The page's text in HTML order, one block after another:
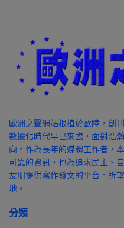
歐洲之聲網站根植於歐陸，創
數據化時代早已來臨，面對浩
向。作為長年的媒體工作者，
可靠的資訊，也為追求民主、
友朋提供寫作發文的平台。祈
地。
分類